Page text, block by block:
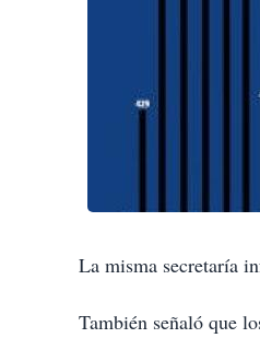
La misma secretaría
También señaló que